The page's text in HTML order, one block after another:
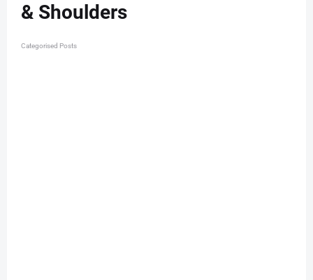
& Shoulders
Categorised Posts